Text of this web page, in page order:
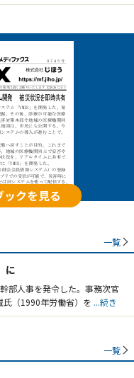
ックを見る
一覧
に
部人事を発令した。事務次官
氏（1990年労働省）を ...続き
一覧